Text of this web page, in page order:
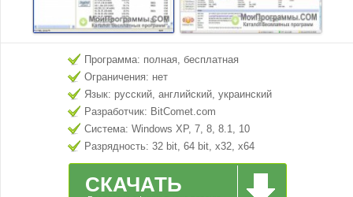
Программа: полная, бесплатная
Ограничения: нет
Язык: русский, английский, украинский
Разработчик: BitComet.com
Система: Windows XP, 7, 8, 8.1, 10
Разрядность: 32 bit, 64 bit, x32, x64
СКАЧАТЬ